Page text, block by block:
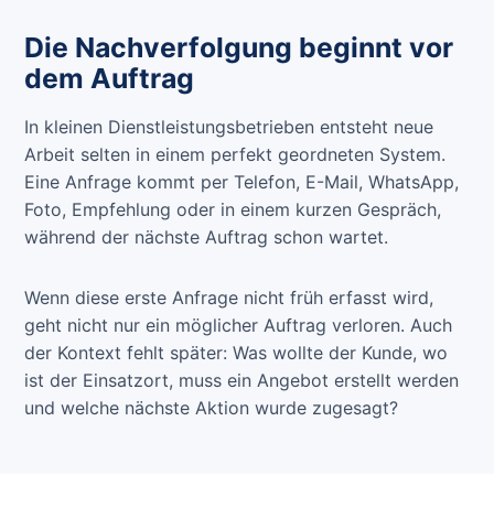
Die Nachverfolgung beginnt vor
dem Auftrag
In kleinen Dienstleistungsbetrieben entsteht neue
Arbeit selten in einem perfekt geordneten System.
Eine Anfrage kommt per Telefon, E-Mail, WhatsApp,
Foto, Empfehlung oder in einem kurzen Gespräch,
während der nächste Auftrag schon wartet.
Wenn diese erste Anfrage nicht früh erfasst wird,
geht nicht nur ein möglicher Auftrag verloren. Auch
der Kontext fehlt später: Was wollte der Kunde, wo
ist der Einsatzort, muss ein Angebot erstellt werden
und welche nächste Aktion wurde zugesagt?